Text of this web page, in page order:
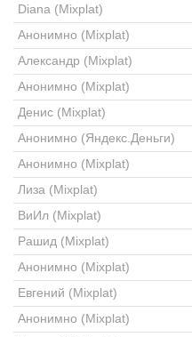
Diana (Mixplat)
Анонимно (Mixplat)
Александр (Mixplat)
Анонимно (Mixplat)
Денис (Mixplat)
Анонимно (Яндекс.Деньги)
Анонимно (Mixplat)
Лиза (Mixplat)
ВиИл (Mixplat)
Рашид (Mixplat)
Анонимно (Mixplat)
Евгений (Mixplat)
Анонимно (Mixplat)